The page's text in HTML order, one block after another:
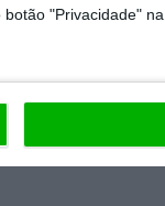
"Privacidade"
prestações
do
industrial –